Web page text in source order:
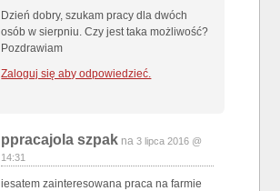
Dzień dobry, szukam pracy dla dwóch
osób w sierpniu. Czy jest taka możliwość?
Pozdrawiam
Zaloguj się aby odpowiedzieć.
ppracajola szpak na3 lipca 2016 @
14:31
iesatem zainteresowana praca na farmie